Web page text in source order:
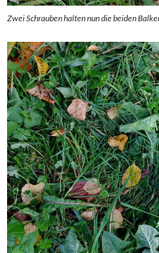
Zwei Schrauben halten nun die beiden